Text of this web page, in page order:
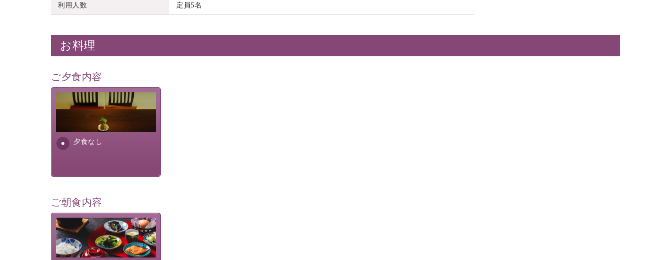
利用人数 定員5名
お料理
ご夕食内容
夕食なし
夕食なしご夕食を追加される
場合は、二食付きのプランを
お選びくださいませ。
ご朝食内容
さっぱりとした和食膳に使わ
れる食材は、諏訪の名産品を
ふんだんに取り入れ、安心・